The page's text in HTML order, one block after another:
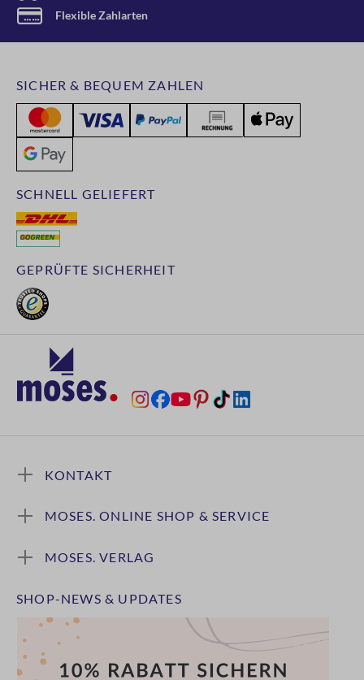
Flexible Zahlarten
GEPRÜFTE SICHERHEIT
SCHNELL GELIEFERT
SICHER & BEQUEM ZAHLEN
KONTAKT
MOSES. ONLINE SHOP & SERVICE
MOSES. VERLAG
SHOP-NEWS & UPDATES